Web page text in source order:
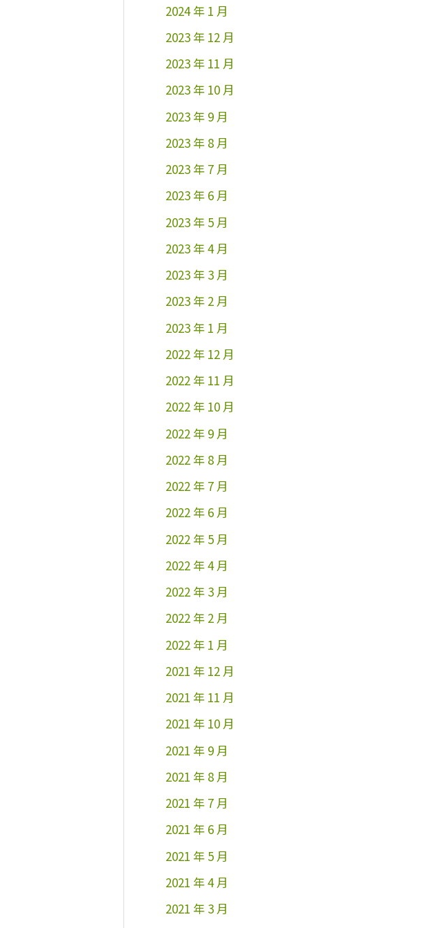
2024 年 1 月
2023 年 12 月
2023 年 11 月
2023 年 10 月
2023 年 9 月
2023 年 8 月
2023 年 7 月
2023 年 6 月
2023 年 5 月
2023 年 4 月
2023 年 3 月
2023 年 2 月
2023 年 1 月
2022 年 12 月
2022 年 11 月
2022 年 10 月
2022 年 9 月
2022 年 8 月
2022 年 7 月
2022 年 6 月
2022 年 5 月
2022 年 4 月
2022 年 3 月
2022 年 2 月
2022 年 1 月
2021 年 12 月
2021 年 11 月
2021 年 10 月
2021 年 9 月
2021 年 8 月
2021 年 7 月
2021 年 6 月
2021 年 5 月
2021 年 4 月
2021 年 3 月